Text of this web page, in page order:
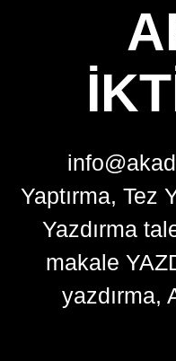
Yaptırma, Tez
Yazdırma
makale
yazdırma,